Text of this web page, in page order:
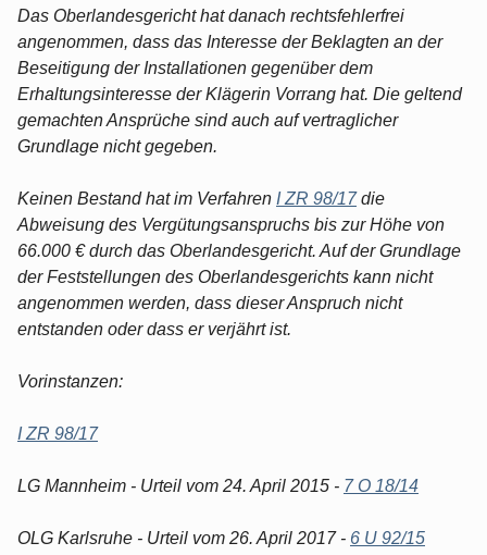
Das Oberlandesgericht hat danach rechtsfehlerfrei
angenommen, dass das Interesse der Beklagten an der
Beseitigung der Installationen gegenüber dem
Erhaltungsinteresse der Klägerin Vorrang hat. Die geltend
gemachten Ansprüche sind auch auf vertraglicher
Grundlage nicht gegeben.
Keinen Bestand hat im Verfahren I ZR 98/17die
Abweisung des Vergütungsanspruchs bis zur Höhe von
66.000 € durch das Oberlandesgericht. Auf der Grundlage
der Feststellungen des Oberlandesgerichts kann nicht
angenommen werden, dass dieser Anspruch nicht
entstanden oder dass er verjährt ist.
Vorinstanzen:
I ZR 98/17
LG Mannheim - Urteil vom 24. April 2015 - 7 O 18/14
OLG Karlsruhe - Urteil vom 26. April 2017 - 6 U 92/15